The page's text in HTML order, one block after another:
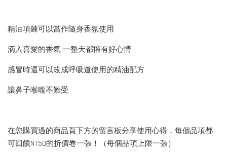
精油項鍊可以當作隨身香氛使用
滴入喜愛的香氣 一整天都擁有好心情
感冒時還可以改成呼吸道使用的精油配方
讓鼻子喉嚨不難受
在您購買過的商品頁下方的留言板分享使用心得，每個品項都
可回饋NT50的折價卷一張！（每個品項上限一張）